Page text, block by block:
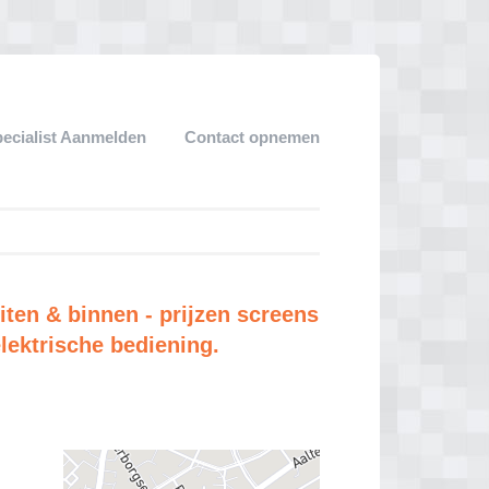
Aanmelden Contact opnemen
& binnen - prijzen screens
bediening.